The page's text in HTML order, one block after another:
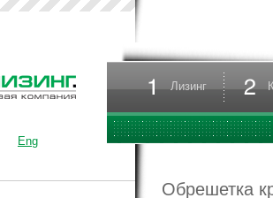
Eng
Лизинг
Обрешетка